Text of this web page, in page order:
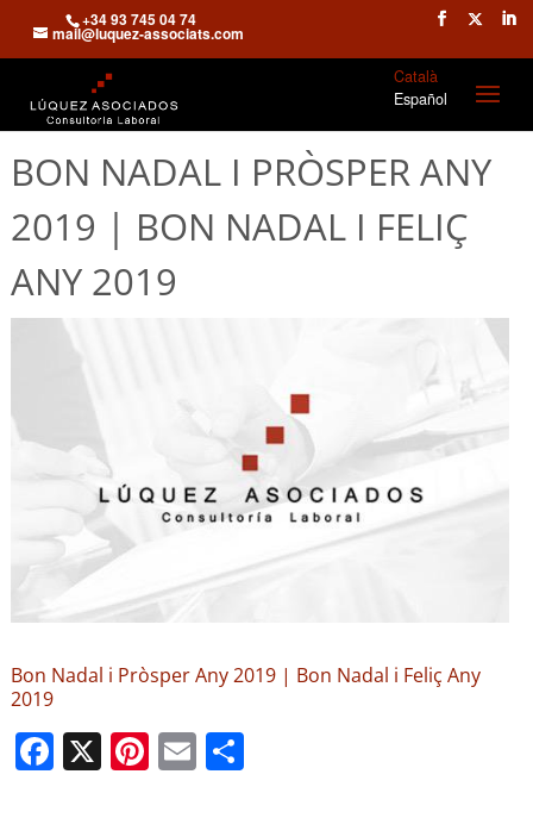
+34 93 745 04 74
mail@luquez-associats.com
Català
Español
BON NADAL I PRÒSPER ANY
2019 | BON NADAL I FELIÇ
ANY 2019
Bon Nadal i Pròsper Any 2019 | Bon Nadal i Feliç Any
2019
F
a
X Pi
nt
E
m
C